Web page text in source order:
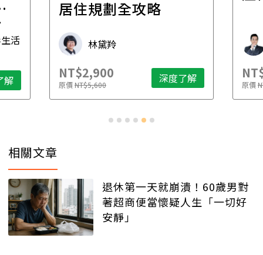
活
解
居住規劃全攻略
林黛羚
NT$2,900
原價NT$5,600 深度了解 原價
相關文章
退休第一天就崩潰！60歲男對
著超商便當懷疑人生「一切好
安靜」